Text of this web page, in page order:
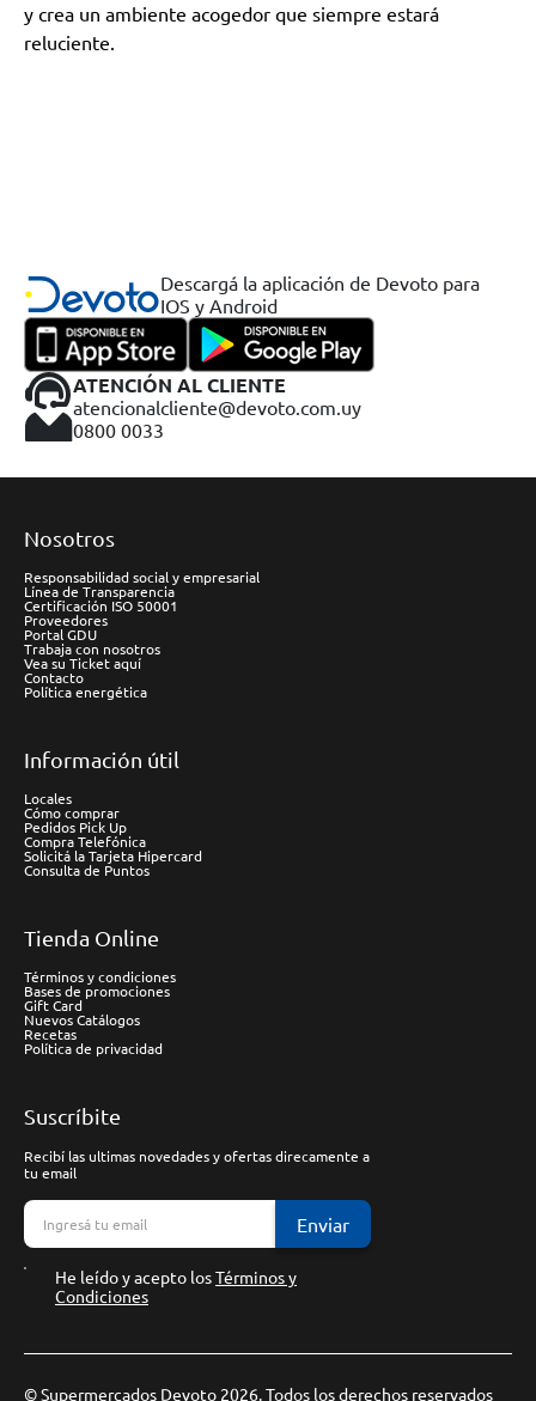
y crea un ambiente acogedor que siempre estará
reluciente.
Descargá la aplicación de Devoto para
IOS y Android
ATENCIÓN AL CLIENTE
atencionalcliente@devoto.com.uy
0800 0033
Nosotros
Responsabilidad social y empresarial
Línea de Transparencia
Certificación ISO 50001
Proveedores
Portal GDU
Trabaja con nosotros
Vea su Ticket aquí
Contacto
Política energética
Información útil
Locales
Cómo comprar
Pedidos Pick Up
Compra Telefónica
Solicitá la Tarjeta Hipercard
Consulta de Puntos
Tienda Online
Términos y condiciones
Bases de promociones
Gift Card
Nuevos Catálogos
Recetas
Política de privacidad
Suscríbite
Recibí las ultimas novedades y ofertas direcamente a
tu email
Enviar
He leído y acepto losTérminos y
Condiciones
© Supermercados Devoto 2026. Todos los derechos reservados